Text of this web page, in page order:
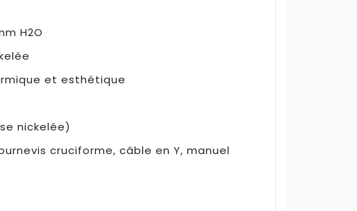
H2O
et esthétique
nickelée)
cruciforme, câble en Y, manuel